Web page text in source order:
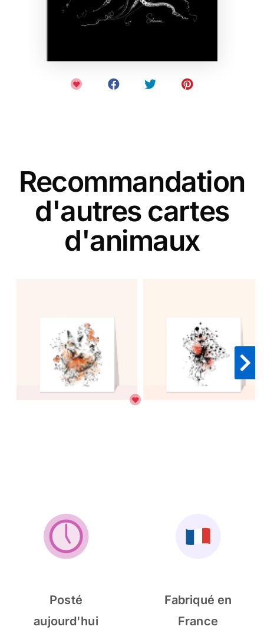
Recommandation
d'autres cartes
d'animaux
Posté
aujourd'hui
Fabriqué en
France